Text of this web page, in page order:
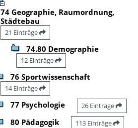
74 Geographie, Raumordnung,
Städtebau
21 Einträge
74.80 Demographie
12 Einträge
76 Sportwissenschaft
14 Einträge
77 Psychologie 26 Einträge
80 Pädagogik 113 Einträge